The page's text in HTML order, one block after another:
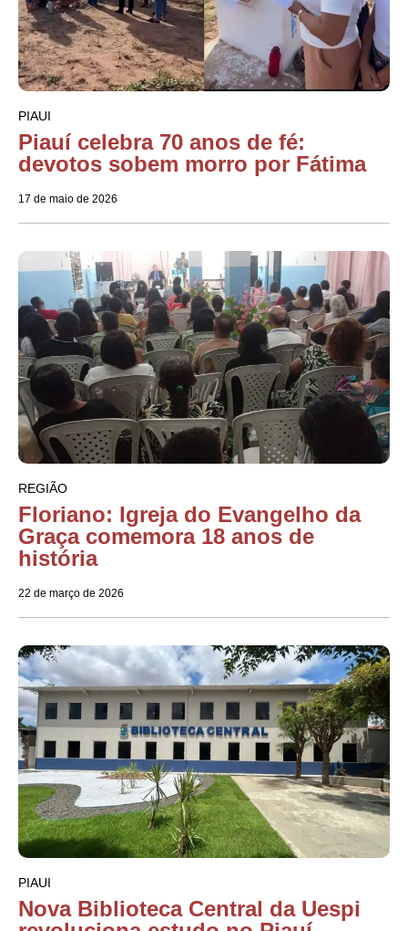
PIAUI
Piauí celebra 70 anos de fé:
devotos sobem morro por Fátima
17 de maio de 2026
REGIÃO
Floriano: Igreja do Evangelho da
Graça comemora 18 anos de
história
22 de março de 2026
PIAUI
Nova Biblioteca Central da Uespi